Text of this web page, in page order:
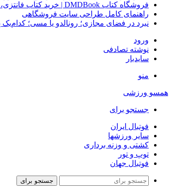
فروشگاه کتاب DMDBook | خرید کتاب فانتزی، عاشقانه، دارک رومنس و رمان بدون حذفیات
راهنمای کامل طراحی سایت فروشگاهی
نبرد در فضای مجازی؛ رونالدو یا مسی؛ کدام‌یک
ورود
نوشته تصادفی
سایدبار
منو
همسو ورزشی
جستجو برای
فوتبال ایران
سایر ورزشها
کشتی و وزنه برداری
توپ و تور
فوتبال جهان
جستجو برای